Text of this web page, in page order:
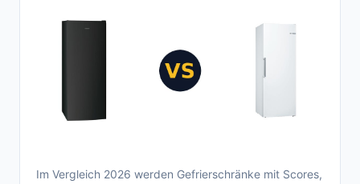
Aktueller Gefrierschrank Vergleich 2026 –
Im Vergleich 2026 werden Gefrierschränke mit Scores,